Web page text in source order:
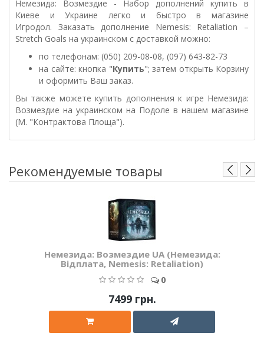
Немезида: Возмездие - Набор дополнений купить в
Киеве и Украине легко и быстро в магазине
Игродол. Заказать дополнение Nemesis: Retaliation –
Stretch Goals на украинском с доставкой можно:
по телефонам: (050) 209-08-08, (097) 643-82-73
на сайте: кнопка "Купить"; затем открыть Корзину
и оформить Ваш заказ.
Вы также можете купить дополнения к игре Немезида:
Возмездие на украинском на Подоле в нашем магазине
(М. "Контрактова Площа").
Рекомендуемые товары
Немезида: Возмездие UA (Немезида:
Відплата, Nemesis: Retaliation)
0
7499 грн.